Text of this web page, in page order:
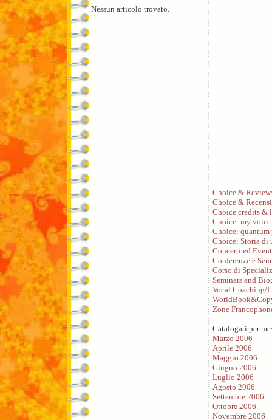
Nessun articolo trovato.
Choice &
Choice &
Choice credits &
Choice: my
Choice: quantum
Choice: Storia di
Concerti ed
Conferenze e
Corso di
Seminars and
Vocal Coaching/
Zone
Catalogati per
Marzo 2006
Aprile 2006
Maggio 2006
Giugno 2006
Luglio 2006
Agosto 2006
Settembre 2006
Ottobre 2006
Novembre 2006